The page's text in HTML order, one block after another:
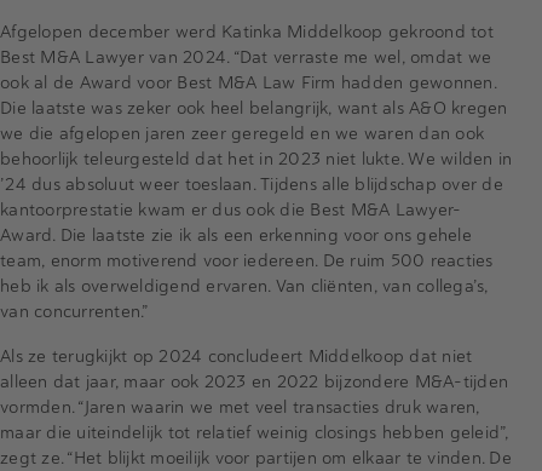
Afgelopen december werd Katinka Middelkoop gekroond tot
Best M&A Lawyer van 2024. “Dat verraste me wel, omdat we
ook al de Award voor Best M&A Law Firm hadden gewonnen.
Die laatste was zeker ook heel belangrijk, want als A&O kregen
we die afgelopen jaren zeer geregeld en we waren dan ook
behoorlijk teleurgesteld dat het in 2023 niet lukte. We wilden in
’24 dus absoluut weer toeslaan. Tijdens alle blijdschap over de
kantoorprestatie kwam er dus ook die Best M&A Lawyer-
Award. Die laatste zie ik als een erkenning voor ons gehele
team, enorm motiverend voor iedereen. De ruim 500 reacties
heb ik als overweldigend ervaren. Van cliënten, van collega’s,
van concurrenten.”
Als ze terugkijkt op 2024 concludeert Middelkoop dat niet
alleen dat jaar, maar ook 2023 en 2022 bijzondere M&A-tijden
vormden. “Jaren waarin we met veel transacties druk waren,
maar die uiteindelijk tot relatief weinig closings hebben geleid”,
zegt ze. “Het blijkt moeilijk voor partijen om elkaar te vinden. De